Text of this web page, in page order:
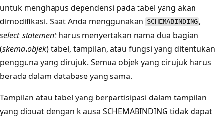
untuk menghapus dependensi pada tabel yang akan
dimodifikasi. Saat Anda menggunakan SCHEMABINDING ,
select_statementharus menyertakan nama dua bagian
(skema.objek) tabel, tampilan, atau fungsi yang ditentukan
pengguna yang dirujuk. Semua objek yang dirujuk harus
berada dalam database yang sama.
Tampilan atau tabel yang berpartisipasi dalam tampilan
yang dibuat dengan klausa SCHEMABINDING tidak dapat